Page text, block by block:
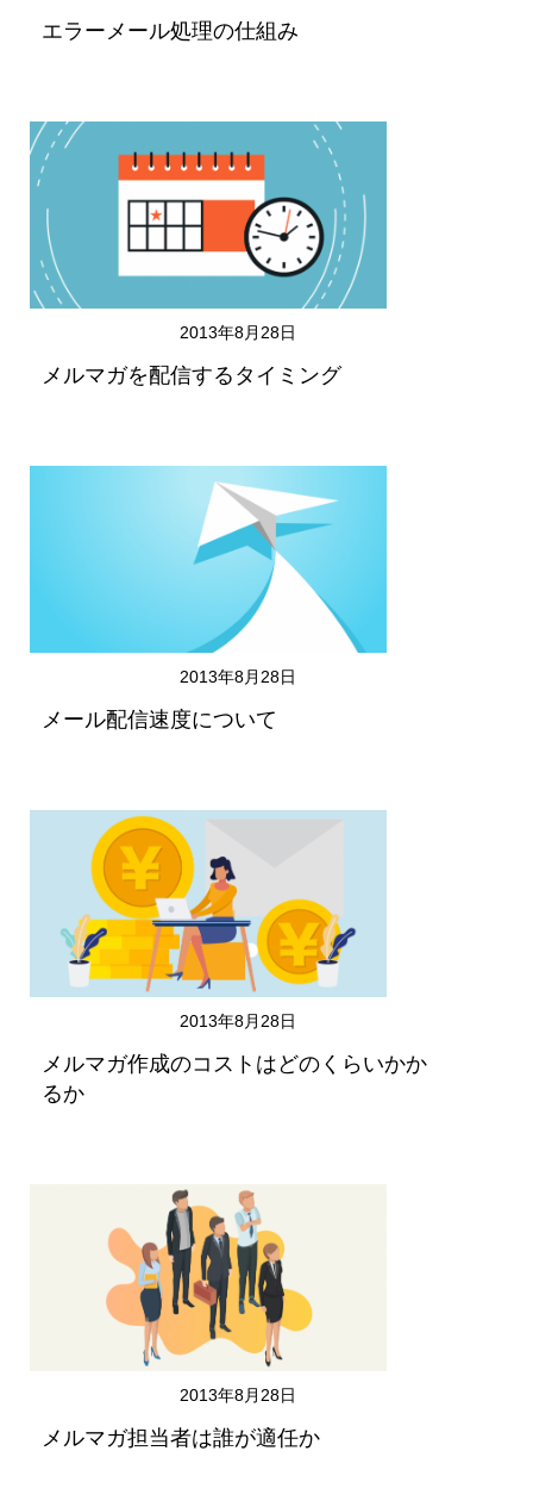
エラーメール処理の仕組み
2013年8月28日
メルマガを配信するタイミング
2013年8月28日
メール配信速度について
2013年8月28日
メルマガ作成のコストはどのくらいかか
るか
2013年8月28日
メルマガ担当者は誰が適任か